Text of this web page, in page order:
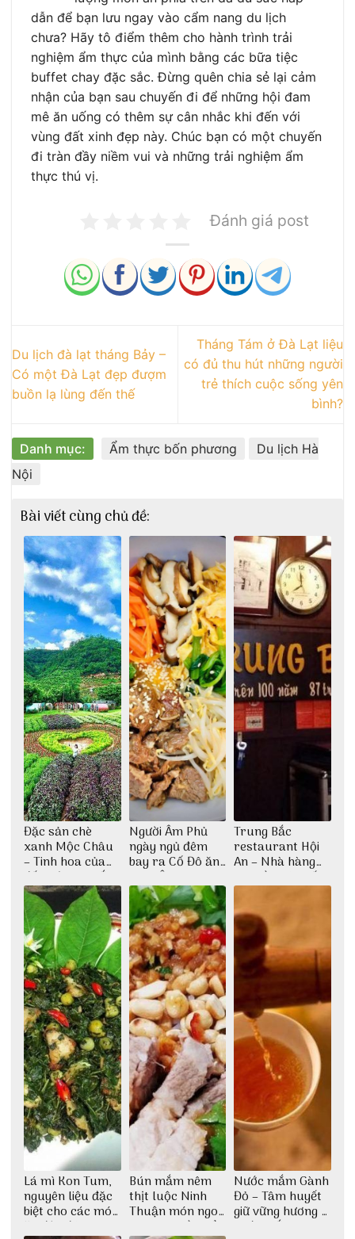
dẫn để bạn lưu ngay vào cẩm nang du lịch
chưa? Hãy tô điểm thêm cho hành trình trải
nghiệm ẩm thực của mình bằng các bữa tiệc
buffet chay đặc sắc. Đừng quên chia sẻ lại cảm
nhận của bạn sau chuyến đi để những hội đam
mê ăn uống có thêm sự cân nhắc khi đến với
vùng đất xinh đẹp này. Chúc bạn có một chuyến
đi tràn đầy niềm vui và những trải nghiệm ẩm
thực thú vị.
Đánh giá post
Du lịch đà lạt tháng Bảy –
Có một Đà Lạt đẹp đượm
buồn lạ lùng đến thế
Tháng Tám ở Đà Lạt liệu
có đủ thu hút những người
trẻ thích cuộc sống yên
bình?
Danh mục: Ẩm thực bốn phương
Du lịch Hà
Nội
Bài viết cùng chủ đề:
Đặc sản chè
xanh Mộc Châu
– Tinh hoa của
đất trời Tây Bắc
Người Âm Phủ
ngày ngủ đêm
bay ra Cố Đô ăn
Cơm Âm Phủ
Huế
Trung Bắc
restaurant Hội
An – Nhà hàng
cao lầu có thiết
kế vô cùng ấn
tượng giữa lòng
phố Hội
Lá mì Kon Tum,
nguyên liệu đặc
biệt cho các món
ăn độc đáo
Bún mắm nêm
thịt luộc Ninh
Thuận món ngon
dân dã miền biển
Nước mắm Gành
Đỏ – Tâm huyết
giữ vững hương vị
nước mắm sau